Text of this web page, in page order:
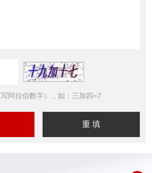
阿拉伯数字），如：三加四=7